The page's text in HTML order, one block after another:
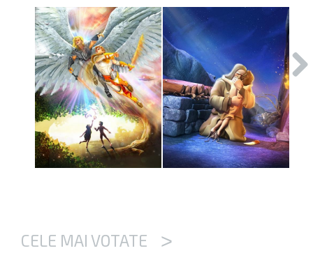
CELE MAI VOTATE >